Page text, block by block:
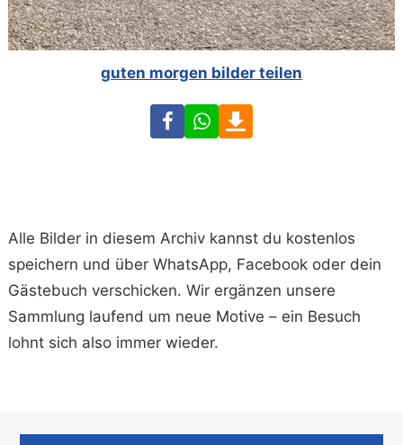
guten morgen bilder teilen
FacebookWhatsApp
Alle Bilder in diesem Archiv kannst du kostenlos
speichern und über WhatsApp, Facebook oder dein
Gästebuch verschicken. Wir ergänzen unsere
Sammlung laufend um neue Motive – ein Besuch
lohnt sich also immer wieder.